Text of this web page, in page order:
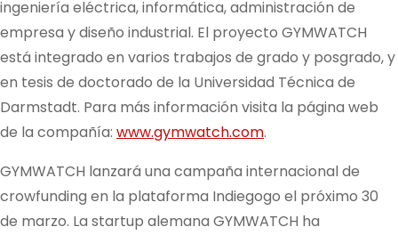
ingeniería eléctrica, informática, administración de
empresa y diseño industrial. El proyecto GYMWATCH
está integrado en varios trabajos de grado y posgrado, y
en tesis de doctorado de la Universidad Técnica de
Darmstadt. Para más información visita la página web
de la compañía: www.gymwatch.com.
GYMWATCH lanzará una campaña internacional de
crowfunding en la plataforma Indiegogo el próximo 30
de marzo. La startup alemana GYMWATCH ha